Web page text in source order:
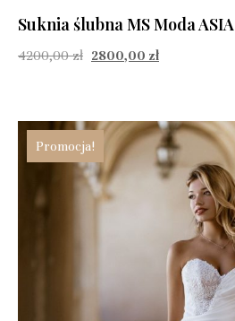
Suknia ślubna MS Moda ASIA
4200,00zł 2800,00 zł
Promocja!